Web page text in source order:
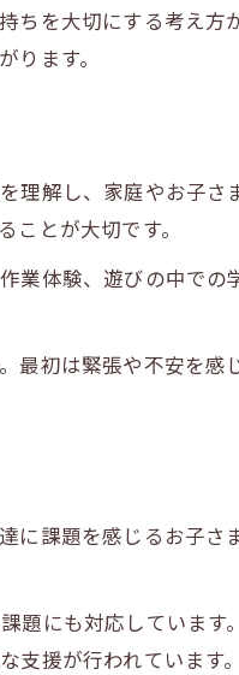
考え方を共有
の現場例紹介
おきたいこと
れをわかりやすく解説
子様の特徴とは
独学のポイント
実践アイデア
支援のアイデア集
の役割を考える
ちを大切にする考え
ます。
理解し、家庭やお子
とが大切です。
体験、遊びの中で
最初は緊張や不安を
に課題を感じるお子
にも対応していま
援が行われています。
こちら
こちら